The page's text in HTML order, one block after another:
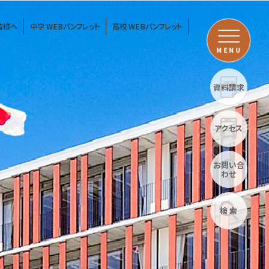
様へ 中学 WEBパンフレット 高校 WEBパンフレット
MENU
資料請求
アクセス
お問い合
わせ
検 索